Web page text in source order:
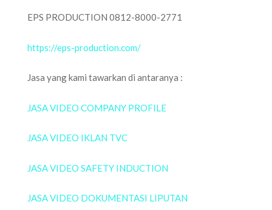
EPS PRODUCTION 0812-8000-2771
https://eps-production.com/
Jasa yang kami tawarkan di antaranya :
JASA VIDEO COMPANY PROFILE
JASA VIDEO IKLAN TVC
JASA VIDEO SAFETY INDUCTION
JASA VIDEO DOKUMENTASI LIPUTAN